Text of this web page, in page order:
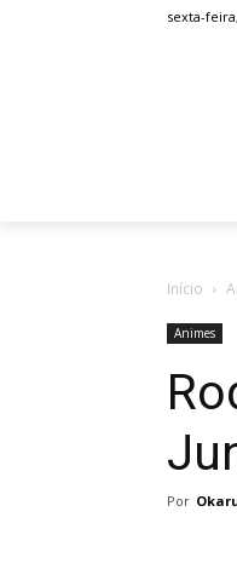
sexta-
Início
Animes
Por